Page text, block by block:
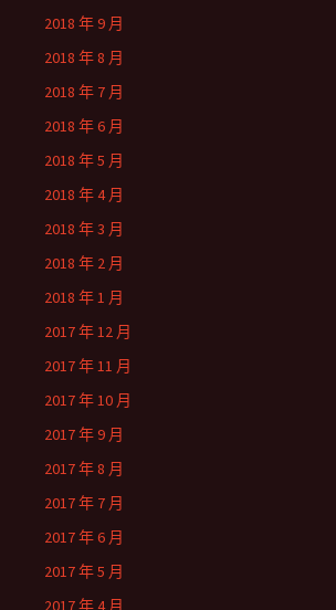
2018 年 9 月
2018 年 8 月
2018 年 7 月
2018 年 6 月
2018 年 5 月
2018 年 4 月
2018 年 3 月
2018 年 2 月
2018 年 1 月
2017 年 12 月
2017 年 11 月
2017 年 10 月
2017 年 9 月
2017 年 8 月
2017 年 7 月
2017 年 6 月
2017 年 5 月
2017 年 4 月